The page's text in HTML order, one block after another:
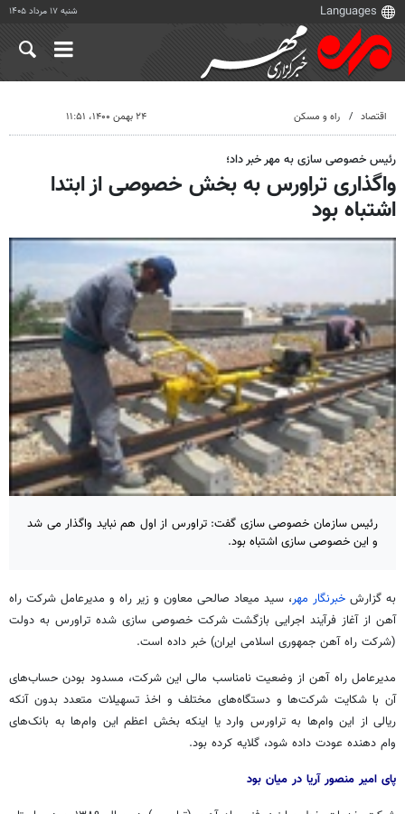
شنبه ۱۷ مرداد ۱۴۰۵
اقتصاد راه و مسکن ۲۴ بهمن ۱۴۰۰، ۱۱:۵۱
رئیس خصوصی سازی به مهر خبر داد؛
واگذاری تراورس به بخش خصوصی از ابتدا
اشتباه بود
رئیس سازمان خصوصی سازی گفت: تراورس از اول هم نباید واگذار می شد
و این خصوصی سازی اشتباه بود.
به گزارش خبرنگار مهر، سید میعاد صالحی معاون و زیر راه و مدیرعامل شرکت راه
آهن از آغاز فرآیند اجرایی بازگشت شرکت خصوصی سازی شدهتراورس به دولت
(شرکت راه آهن جمهوری اسلامی ایران) خبر داده است.
مدیرعامل راه آهن از وضعیت نامناسب مالی این شرکت، مسدود بودن حساب‌های
آن با شکایت شرکت‌ها و دستگاه‌های مختلف و اخذ تسهیلات متعدد بدون آنکه
ریالی از این وام‌ها بهتراورس وارد یا اینکه بخش اعظم این وام‌ها به بانک‌های
وام دهنده عودت داده شود، گلایه کرده بود.
پای امیر منصور آریا در میان بود